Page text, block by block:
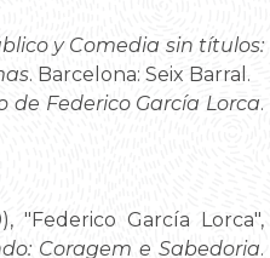
y Comedia sin títulos:
. Barcelona: Seix Barral.
de Federico García Lorca.
"Federico García Lorca",
Coragem e Sabedoria.